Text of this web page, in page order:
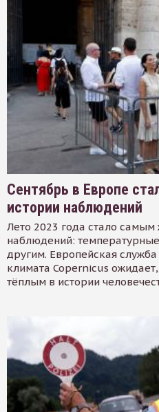
Сентябрь в Европе
истории наблюдений
Лето 2023 года стало
наблюдений:
другим. Европейская
климата Copernicus
тёплым в истории